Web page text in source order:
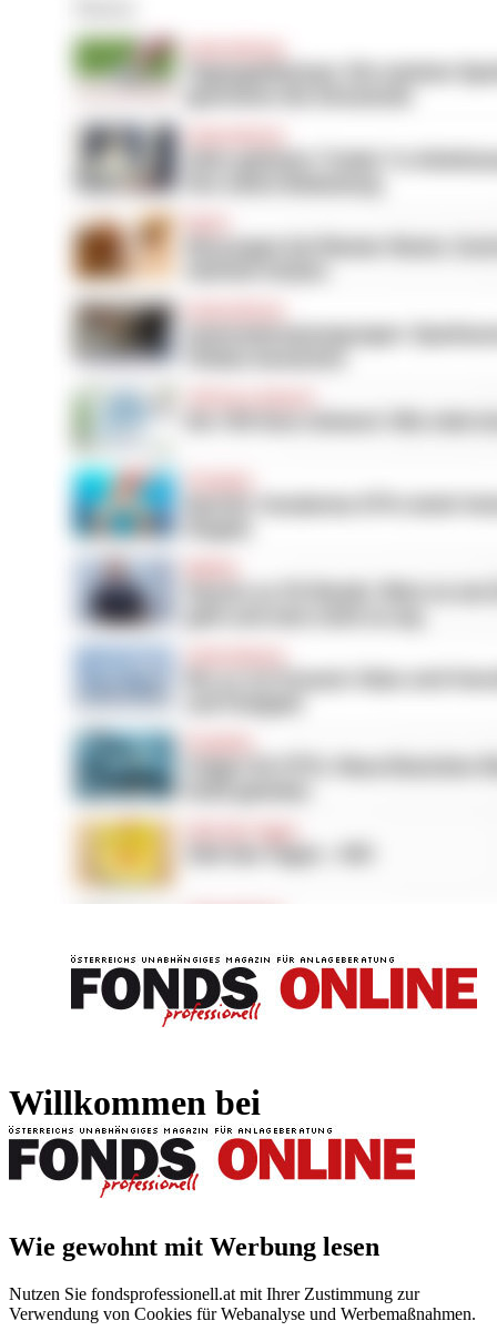
Willkommen bei
Wie gewohnt mit Werbung lesen
Nutzen Sie fondsprofessionell.at mit Ihrer Zustimmung zur
Verwendung von Cookies für Webanalyse und Werbemaßnahmen.